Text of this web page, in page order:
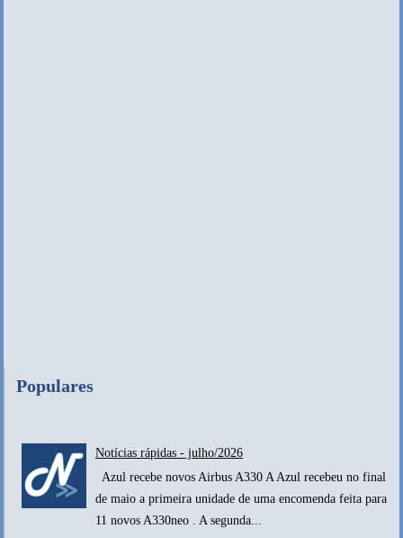
Populares
Notícias rápidas - julho/2026
Azul recebe novos Airbus A330 A Azul recebeu no final
de maio a primeira unidade de uma encomenda feita para
11 novos A330neo . A segunda...